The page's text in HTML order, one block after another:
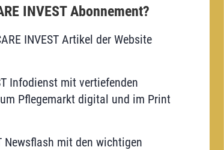
INVEST Abonnement?
INVEST Artikel der Website
Infodienst mit vertiefenden
Pflegemarkt digital und im Print
Newsflash mit den wichtigen